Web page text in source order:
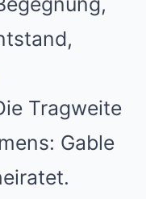
Tragweite
Gable